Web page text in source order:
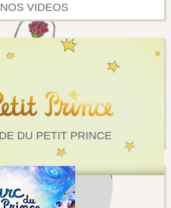
NOS VIDEOS
DU PETIT PRINCE